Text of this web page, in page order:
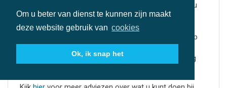
Om u beter van dienst te kunnen zijn maakt
deze website gebruik van cookies
Ok, ik snap het
zorgverlener bespreekt met u hoe en wanneer u
deze medicijnen mag innemen.
Heeft u last van verstopping en helpen de
genoemde adviezen niet? Neem dan contact op
medicijnen voorschrijven die bij een verstopping